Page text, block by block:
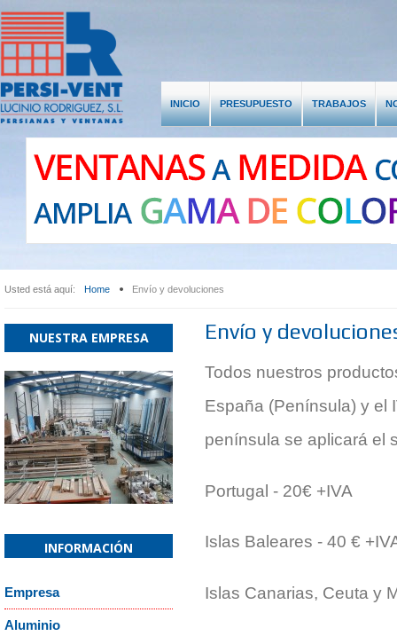
INICIO PRESUPUESTO TRABAJOS
Usted está aquí: Home Envío y devoluciones
NUESTRA EMPRESA
INFORMACIÓN
Empresa
Aluminio
Envío y
Todos nuestros
España (Península) y el
península se aplicará el
Portugal - 20€ +IVA
Islas Baleares - 40 €
Islas Canarias, Ceuta y
LOGINorRegister
LOG IN
Usuario
Recuérdeme
¿Recordar contraseña?
REGISTER
Required field
Name:*